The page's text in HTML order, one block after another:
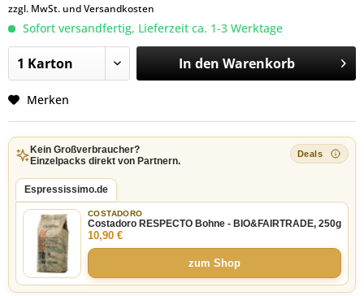
zzgl. MwSt. undVersandkosten
Sofort versandfertig, Lieferzeit ca. 1-3 Werktage
In den Warenkorb
Merken
Kein Großverbraucher?
Einzelpacks direkt von Partnern.
Espressissimo.de
COSTADORO
Costadoro RESPECTO Bohne - BIO&FAIRTRADE, 250g
10,90 €
zum Shop